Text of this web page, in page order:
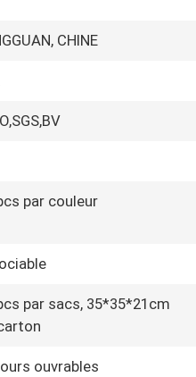
CHINE
par couleur
par sacs, 35*35*21cm
ouvrables